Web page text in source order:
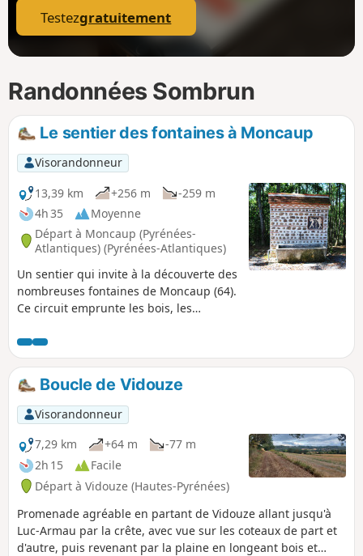
Testezgratuitement
Randonnées Sombrun
Le sentier des fontaines à Moncaup
Visorandonneur
13,39 km
+256 m
-259 m
4h 35
Moyenne
Départ à Moncaup (Pyrénées-
Atlantiques) (Pyrénées-Atlantiques)
Un sentier qui invite à la découverte des
nombreuses fontaines de Moncaup (64).
Ce circuit emprunte les bois, les
belles parties ombragées ainsi que des
points de vue variés. Un circuit à éviter
durant les périodes humides.
Boucle de Vidouze
Visorandonneur
7,29 km
+64 m
-77 m
2h 15
Facile
Départ à Vidouze (Hautes-Pyrénées)
Promenade agréable en partant de Vidouze allant jusqu'à
Luc-Armau par la crête, avec vue sur les coteaux de part et
d'autre, puis revenant par la plaine en longeant bois et